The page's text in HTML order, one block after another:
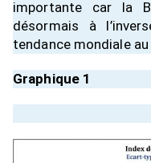
importante car la
désormais à
tendance mondiale
Graphique 1